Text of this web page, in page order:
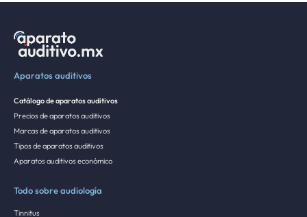
Aparatos auditivos
Catálogo de aparatos auditivos
Precios de aparatos auditivos
Marcas de aparatos auditivos
Tipos de aparatos auditivos
Aparatos auditivos económico
Todo sobre audiología
Tinnitus